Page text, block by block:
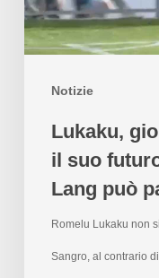
Notizie
Lukaku,
il suo
Lang può
Romelu Lukaku non
Sangro, al contrario